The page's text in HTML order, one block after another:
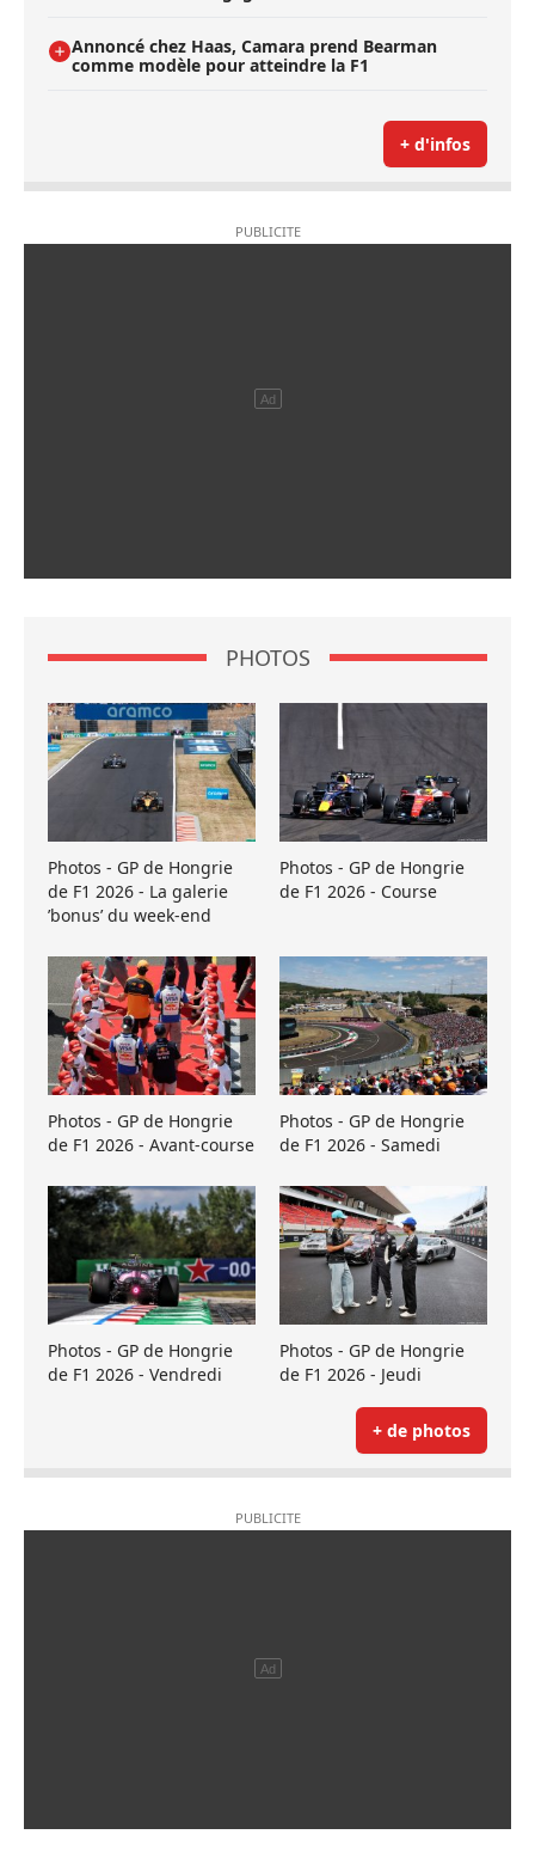
Annoncé chez Haas, Camara prend Bearman
comme modèle pour atteindre la F1
+ d'infos
PHOTOS
Photos - GP de Hongrie
de F1 2026 - La galerie
’bonus’ du week-end
Photos - GP de Hongrie
de F1 2026 - Course
Photos - GP de Hongrie
de F1 2026 - Avant-course
Photos - GP de Hongrie
de F1 2026 - Samedi
Photos - GP de Hongrie
de F1 2026 - Vendredi
Photos - GP de Hongrie
de F1 2026 - Jeudi
+ de photos